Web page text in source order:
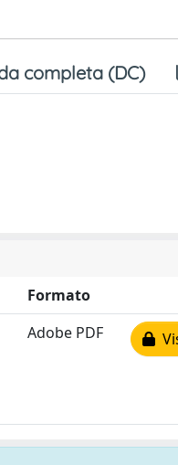
completa (DC)
Formato
Adobe PDF